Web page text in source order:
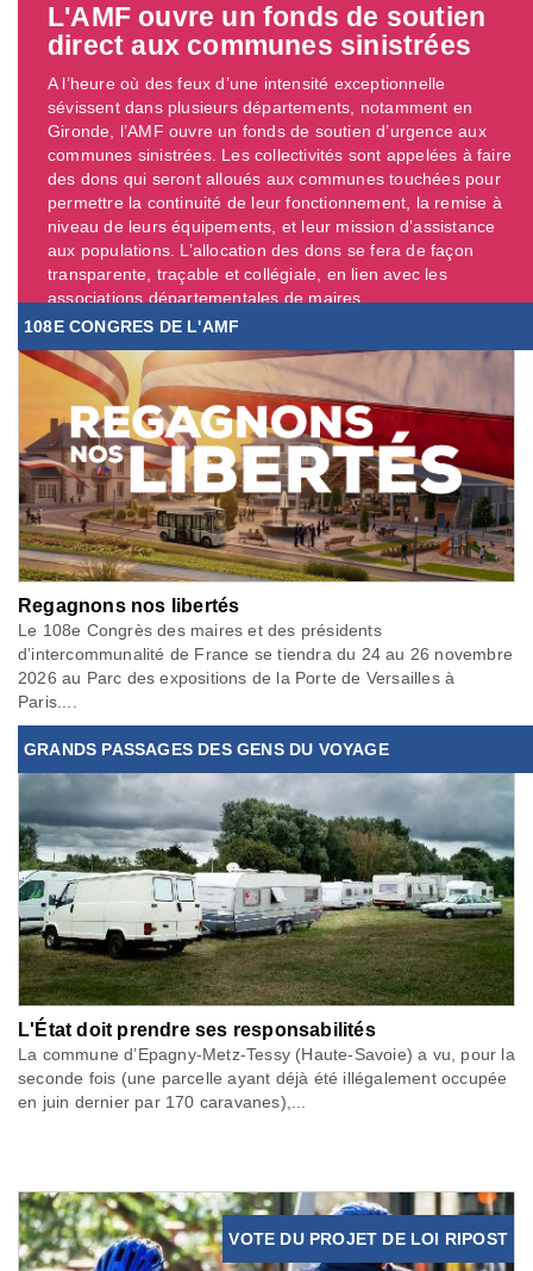
L'AMF ouvre un fonds de soutien
direct aux communes sinistrées
A l’heure où des feux d’une intensité exceptionnelle
sévissent dans plusieurs départements, notamment en
Gironde, l’AMF ouvre un fonds de soutien d’urgence aux
communes sinistrées. Les collectivités sont appelées à faire
des dons qui seront alloués aux communes touchées pour
permettre la continuité de leur fonctionnement, la remise à
niveau de leurs équipements, et leur mission d’assistance
aux populations. L’allocation des dons se fera de façon
transparente, traçable et collégiale, en lien avec les
associations départementales de maires. ...
108E CONGRES DE L'AMF
Regagnons nos libertés
Le 108e Congrès des maires et des présidents
d’intercommunalité de France se tiendra du 24 au 26 novembre
2026 au Parc des expositions de la Porte de Versailles à
Paris....
GRANDS PASSAGES DES GENS DU VOYAGE
L'État doit prendre ses responsabilités
La commune d’Epagny-Metz-Tessy (Haute-Savoie) a vu, pour la
seconde fois (une parcelle ayant déjà été illégalement occupée
en juin dernier par 170 caravanes),...
VOTE DU PROJET DE LOI RIPOST